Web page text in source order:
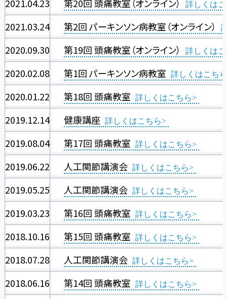
2021.04.23
第20回 頭痛教室（オンライン）
2021.03.24
第2回 パーキンソン病教室（オンライン）
2020.09.30
第19回 頭痛教室（オンライン）
2020.02.08
第1回 パーキンソン病教室
2020.01.22
第18回 頭痛教室
2019.12.14
健康講座
2019.08.04
第17回 頭痛教室
2019.06.22
人工関節講演会
2019.05.25
人工関節講演会
2019.03.23
第16回 頭痛教室
2018.10.16
第15回 頭痛教室
2018.07.28
人工関節講演会
2018.06.16
第14回 頭痛教室